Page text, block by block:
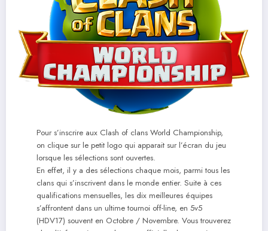
Pour s’inscrire aux Clash of clans World Championship,
on clique sur le petit logo qui apparait sur l’écran du jeu
lorsque les sélections sont ouvertes.
En effet, il y a des sélections chaque mois, parmi tous les
clans qui s’inscrivent dans le monde entier. Suite à ces
qualifications mensuelles, les dix meilleures équipes
s’affrontent dans un ultime tournoi off-line, en 5v5
(HDV17) souvent en Octobre / Novembre. Vous trouverez